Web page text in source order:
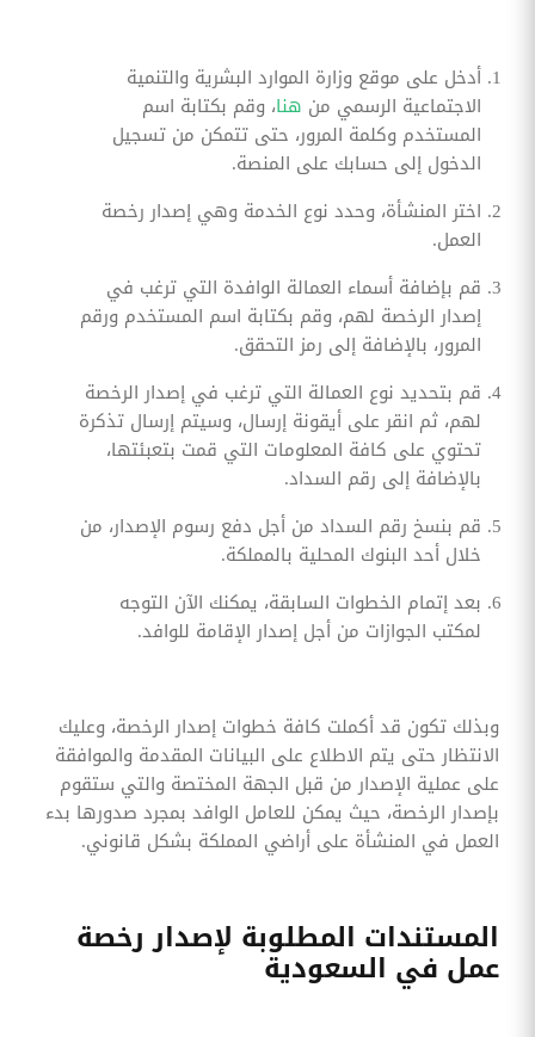
أدخل على موقع وزارة الموارد البشرية والتنمية
الاجتماعية الرسمي من هنا، وقم بكتابة اسم
المستخدم وكلمة المرور، حتى تتمكن من تسجيل
الدخول إلى حسابك على المنصة.
اختر المنشأة، وحدد نوع الخدمة وهي إصدار رخصة
العمل.
قم بإضافة أسماء العمالة الوافدة التي ترغب في
إصدار الرخصة لهم، وقم بكتابة اسم المستخدم ورقم
المرور، بالإضافة إلى رمز التحقق.
قم بتحديد نوع العمالة التي ترغب في إصدار الرخصة
لهم، ثم انقر على أيقونة إرسال، وسيتم إرسال تذكرة
تحتوي على كافة المعلومات التي قمت بتعبئتها،
بالإضافة إلى رقم السداد.
قم بنسخ رقم السداد من أجل دفع رسوم الإصدار، من
خلال أحد البنوك المحلية بالمملكة.
بعد إتمام الخطوات السابقة، يمكنك الآن التوجه
لمكتب الجوازات من أجل إصدار الإقامة للوافد.
وبذلك تكون قد أكملت كافة خطوات إصدار الرخصة، وعليك
الانتظار حتى يتم الاطلاع على البيانات المقدمة والموافقة
على عملية الإصدار من قبل الجهة المختصة والتي ستقوم
بإصدار الرخصة، حيث يمكن للعامل الوافد بمجرد صدورها بدء
العمل في المنشأة على أراضي المملكة بشكل قانوني.
المستندات المطلوبة لإصدار رخصة
عمل في السعودية